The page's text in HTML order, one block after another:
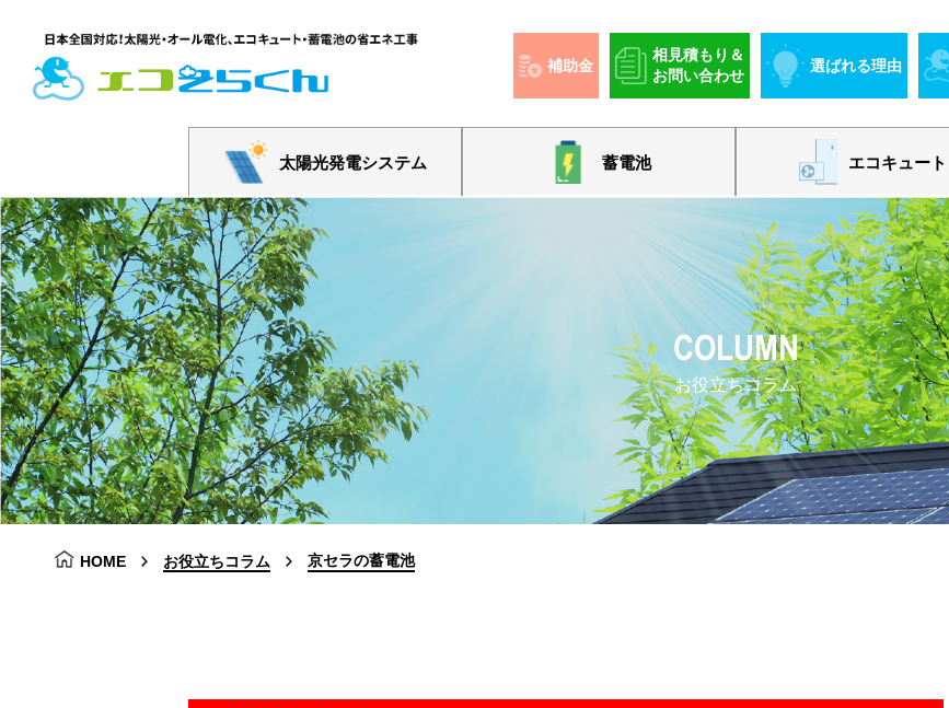
補助金
相見積もり＆
お問い合わせ
選ばれる理由
太陽光発電システム 蓄電池 エコキュート
COLUMN
お役立ちコラム
HOME お役立ちコラム 京セラの蓄電池